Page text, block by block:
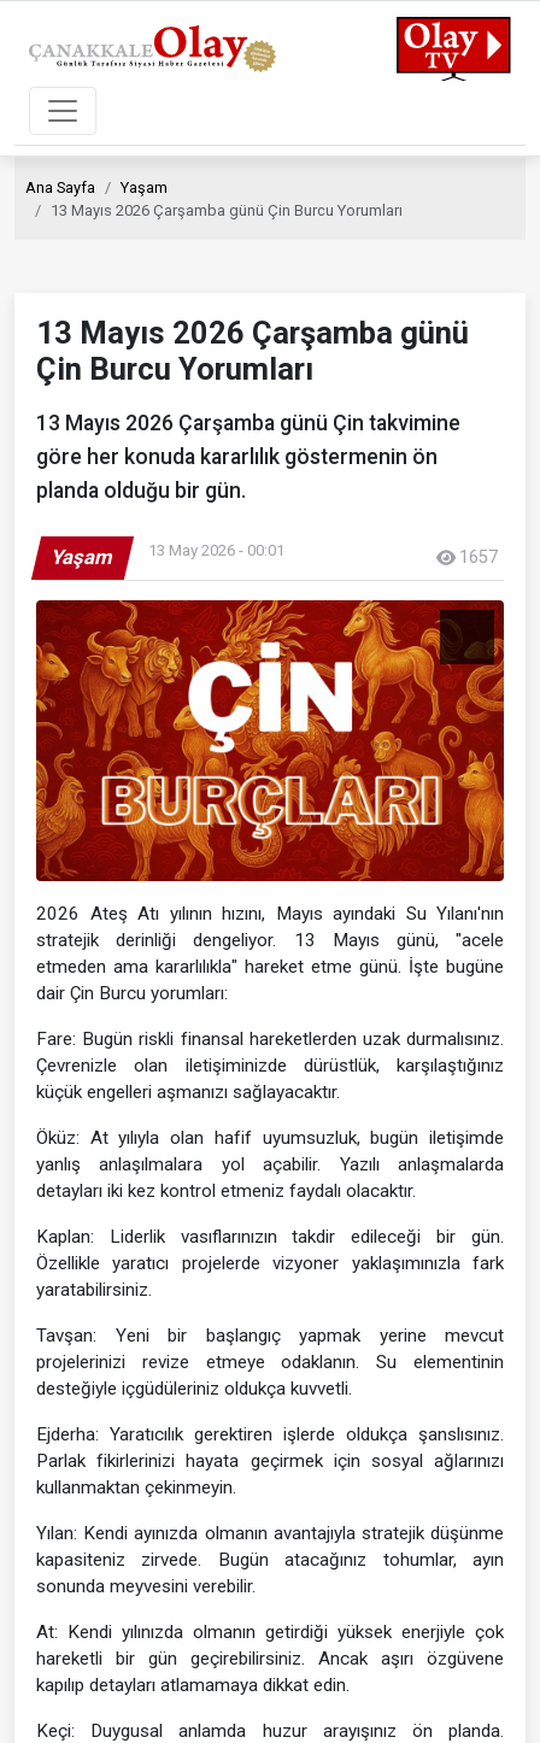
Ana Sayfa
Yaşam
13 Mayıs 2026 Çarşamba günü Çin Burcu Yorumları
13 Mayıs 2026 Çarşamba günü
Çin Burcu Yorumları
13 Mayıs 2026 Çarşamba günü Çin takvimine
göre her konuda kararlılık göstermenin ön
planda olduğu bir gün.
Yaşam 13 May 2026 - 00:01 1657
2026 Ateş Atı yılının hızını, Mayıs ayındaki Su Yılanı'nın
stratejik derinliği dengeliyor. 13 Mayıs günü, "acele
etmeden ama kararlılıkla" hareket etme günü. İşte bugüne
dair Çin Burcu yorumları:
Fare: Bugün riskli finansal hareketlerden uzak durmalısınız.
Çevrenizle olan iletişiminizde dürüstlük, karşılaştığınız
küçük engelleri aşmanızı sağlayacaktır.
Öküz: At yılıyla olan hafif uyumsuzluk, bugün iletişimde
yanlış anlaşılmalara yol açabilir. Yazılı anlaşmalarda
detayları iki kez kontrol etmeniz faydalı olacaktır.
Kaplan: Liderlik vasıflarınızın takdir edileceği bir gün.
Özellikle yaratıcı projelerde vizyoner yaklaşımınızla fark
yaratabilirsiniz.
Tavşan: Yeni bir başlangıç yapmak yerine mevcut
projelerinizi revize etmeye odaklanın. Su elementinin
desteğiyle içgüdüleriniz oldukça kuvvetli.
Ejderha: Yaratıcılık gerektiren işlerde oldukça şanslısınız.
Parlak fikirlerinizi hayata geçirmek için sosyal ağlarınızı
kullanmaktan çekinmeyin.
Yılan: Kendi ayınızda olmanın avantajıyla stratejik düşünme
kapasiteniz zirvede. Bugün atacağınız tohumlar, ayın
sonunda meyvesini verebilir.
At: Kendi yılınızda olmanın getirdiği yüksek enerjiyle çok
hareketli bir gün geçirebilirsiniz. Ancak aşırı özgüvene
kapılıp detayları atlamamaya dikkat edin.
Keçi: Duygusal anlamda huzur arayışınız ön planda.